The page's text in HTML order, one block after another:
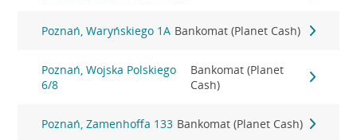
Poznań, Waryńskiego 1A Bankomat (Planet Cash)
Poznań, Wojska Polskiego
6/8
Bankomat (Planet
Cash)
Poznań, Zamenhoffa 133 Bankomat (Planet Cash)